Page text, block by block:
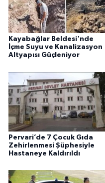
Kayabağlar Beldesi'nde
İçme Suyu ve Kanalizasyon
Altyapısı Güçleniyor
Pervari’de 7 Çocuk Gıda
Zehirlenmesi Şüphesiyle
Hastaneye Kaldırıldı